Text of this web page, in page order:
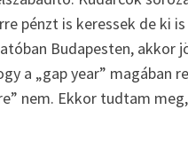
pénzt is keressek de ki
Budapesten,
a „gap year”
nem. Ekkor tudtam